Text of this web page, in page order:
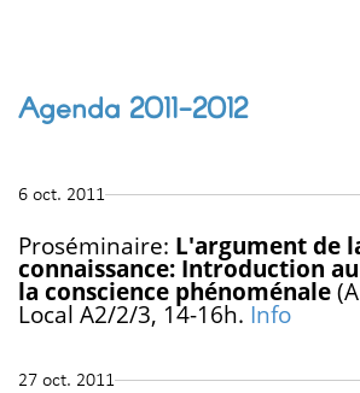
Agenda 2011-2012
6 oct. 2011
Proséminaire: L'argument de
connaissance: Introduction
la conscience phénoménale
Local A2/2/3, 14-16h. Info
27 oct. 2011